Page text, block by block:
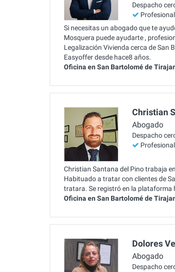
Despacho
Si necesitas un abogado que te
Mosquera puede ayudarte ,
Legalización Vivienda cerca de San
Easyoffer desde hace8 años.
Oficina en San Bartolomé de
Christian
Abogado
Despacho
Christian Santana del Pino trabaja
Habituado a tratar con clientes de
tratara. Se registró en la plataforma
Oficina en San Bartolomé de
Dolores
Abogado
Despacho